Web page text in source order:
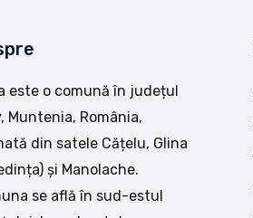
este o comună în județul
Muntenia, România,
din satele Cățelu, Glina
și Manolache.
se află în sud-estul